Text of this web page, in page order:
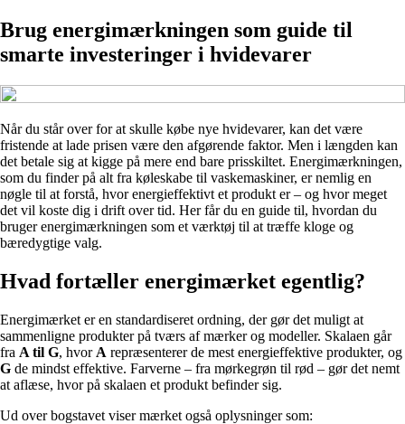
Brug energimærkningen som guide til
smarte investeringer i hvidevarer
Når du står over for at skulle købe nye hvidevarer, kan det være
fristende at lade prisen være den afgørende faktor. Men i længden kan
det betale sig at kigge på mere end bare prisskiltet. Energimærkningen,
som du finder på alt fra køleskabe til vaskemaskiner, er nemlig en
nøgle til at forstå, hvor energieffektivt et produkt er – og hvor meget
det vil koste dig i drift over tid. Her får du en guide til, hvordan du
bruger energimærkningen som et værktøj til at træffe kloge og
bæredygtige valg.
Hvad fortæller energimærket egentlig?
Energimærket er en standardiseret ordning, der gør det muligt at
sammenligne produkter på tværs af mærker og modeller. Skalaen går
fra A til G, hvor A repræsenterer de mest energieffektive produkter, og
G de mindst effektive. Farverne – fra mørkegrøn til rød – gør det nemt
at aflæse, hvor på skalaen et produkt befinder sig.
Ud over bogstavet viser mærket også oplysninger som: